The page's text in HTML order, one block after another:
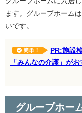
ます。グループホーム
いです。
簡単！
PR:施設
「みんなの介護」が
グループホー